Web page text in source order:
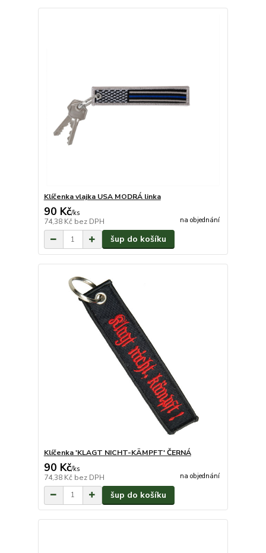
Klíčenka vlajka USA MODRÁ linka
90 Kč/ks
74,38 Kč bez DPH na objednání
šup do košíku
Klíčenka 'KLAGT NICHT-KÄMPFT' ČERNÁ
90 Kč/ks
74,38 Kč bez DPH na objednání
šup do košíku